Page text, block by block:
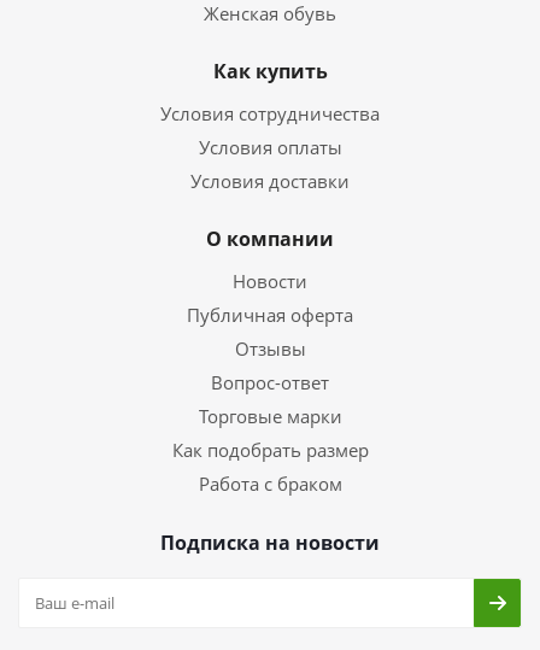
Женская обувь
Как купить
Условия сотрудничества
Условия оплаты
Условия доставки
О компании
Новости
Публичная оферта
Отзывы
Вопрос-ответ
Торговые марки
Как подобрать размер
Работа с браком
Подписка на новости